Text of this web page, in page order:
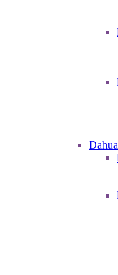
Dahua